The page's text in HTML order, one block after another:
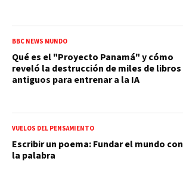
BBC NEWS MUNDO
Qué es el "Proyecto Panamá" y cómo
reveló la destrucción de miles de libros
antiguos para entrenar a la IA
VUELOS DEL PENSAMIENTO
Escribir un poema: Fundar el mundo con
la palabra